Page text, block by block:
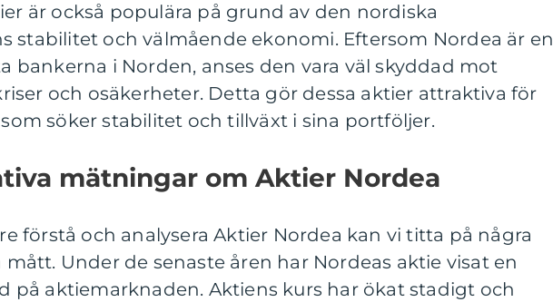
är också populära på grund av den nordiska
stabilitet och välmående ekonomi. Eftersom Nordea är en
bankerna i Norden, anses den vara väl skyddad mot
och osäkerheter. Detta gör dessa aktier attraktiva för
söker stabilitet och tillväxt i sina portföljer.
mätningar om Aktier Nordea
förstå och analysera Aktier Nordea kan vi titta på några
Under de senaste åren har Nordeas aktie visat en
på aktiemarknaden. Aktiens kurs har ökat stadigt och